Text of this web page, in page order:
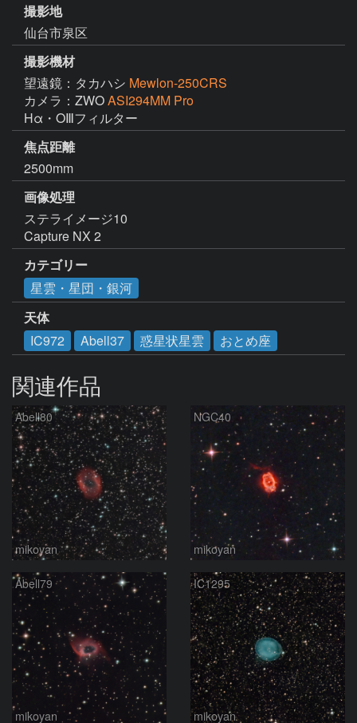
撮影地
仙台市泉区
撮影機材
望遠鏡：タカハシ Mewlon-250CRS
カメラ：ZWOASI294MM Pro
Hα・OⅢフィルター
焦点距離
2500mm
画像処理
ステライメージ10
Capture NX 2
カテゴリー
星雲・星団・銀河
天体
IC972
Abell37 惑星状星雲 おとめ座
関連作品
Abell80
mikoyan
NGC40
mikoyan
Abell79
mikoyan
IC1295
mikoyan